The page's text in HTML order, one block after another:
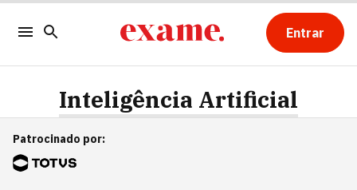
Entrar
Inteligência Artificial
Patrocinado por: